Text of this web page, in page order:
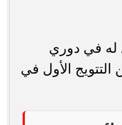
له في دوري
باحثًا عن التتويج الأول في